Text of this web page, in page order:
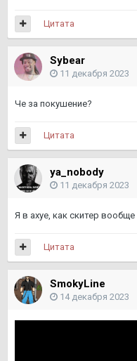
Цитата
Sybear
11 декабря 2023
Че за покушение?
Цитата
ya_nobody
11 декабря 2023
Я в ахуе, как скитер
Цитата
SmokyLine
14 декабря 2023